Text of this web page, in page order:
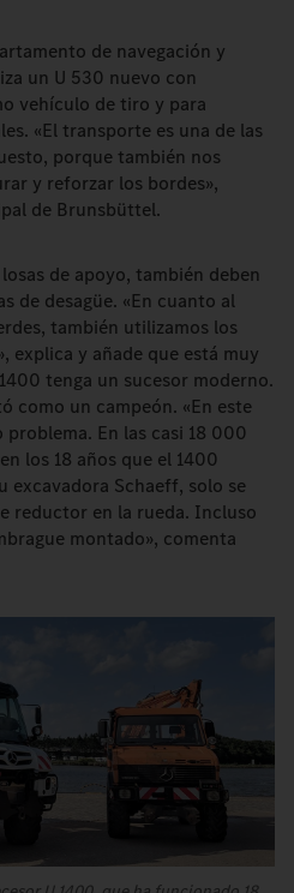
de navegación y
un U 530 nuevo con
vehículo de tiro y para
«El transporte es una de las
porque también nos
y reforzar los bordes»,
de Brunsbüttel.
de apoyo, también deben
de desagüe. «En cuanto al
también utilizamos los
explica y añade que está muy
tenga un sucesor moderno.
como un campeón. «En este
En las casi 18 000
los 18 años que el 1400
excavadora Schaeff, solo se
reductor en la rueda. Incluso
montado», comenta